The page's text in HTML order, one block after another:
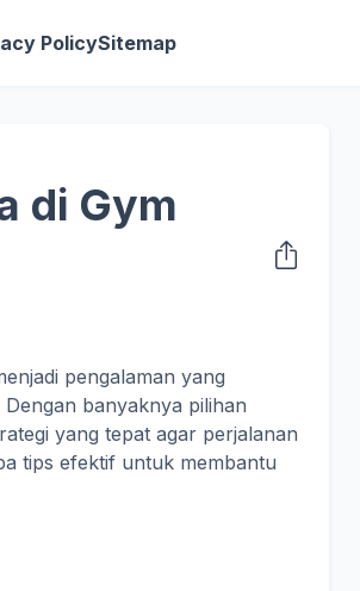
PolicySitemap
di Gym
pengalaman yang
banyaknya pilihan
yang tepat agar perjalanan
tips efektif untuk membantu